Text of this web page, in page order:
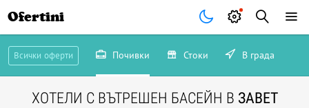
Ofertini
Всички оферти Почивки Стоки В града
ХОТЕЛИ С ВЪТРЕШЕН БАСЕЙН В ЗАВЕТ